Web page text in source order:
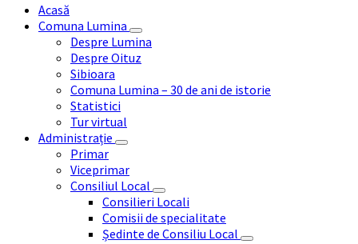
Acasă
Comuna Lumina
Despre Lumina
Despre Oituz
Sibioara
Comuna Lumina – 30 de ani de istorie
Statistici
Tur virtual
Administrație
Primar
Viceprimar
Consiliul Local
Consilieri Locali
Comisii de specialitate
Ședinte de Consiliu Local